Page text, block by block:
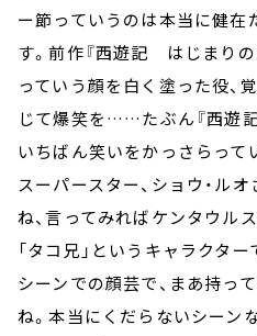
ー節っていうのは本当に健在
す。前作『西遊記 はじまりの
っていう顔を白く塗った役
じて爆笑を……たぶん『西遊
いちばん笑いをかっさらって
スーパースター、ショウ・ル
ね、言ってみればケンタウル
「タコ兄」というキャラクター
シーンでの顔芸で、まあ持っ
ね。本当にくだらないシーン